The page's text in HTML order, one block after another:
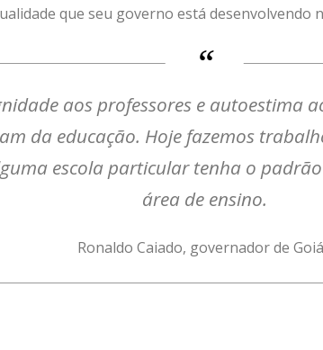
que seu governo está desenvolvendo
aos professores e autoestima
da educação. Hoje fazemos
escola particular tenha o
área de ensino.
Ronaldo Caiado, governador de